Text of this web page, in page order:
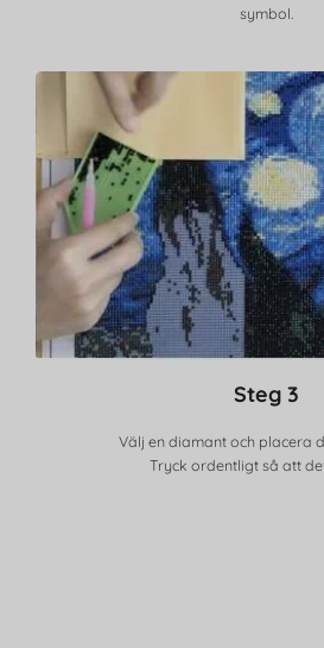
symbol.
Steg 3
Välj en diamant och placera
Tryck ordentligt så att